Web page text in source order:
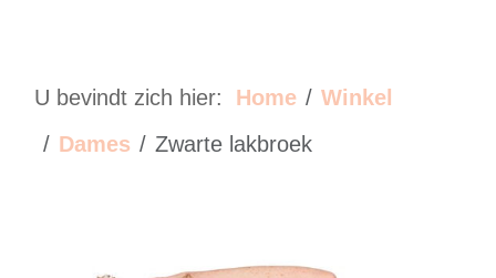
U bevindt zich hier: Home
Winkel
Dames
Zwarte lakbroek